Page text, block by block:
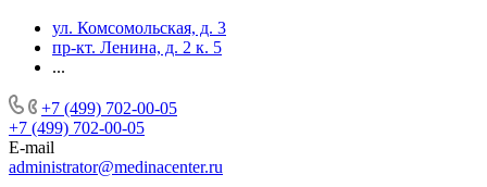
ул. Комсомольская, д. 3
пр-кт. Ленина, д. 2 к. 5
...
+7 (499) 702-00-05
+7 (499) 702-00-05
E-mail
administrator@medinacenter.ru